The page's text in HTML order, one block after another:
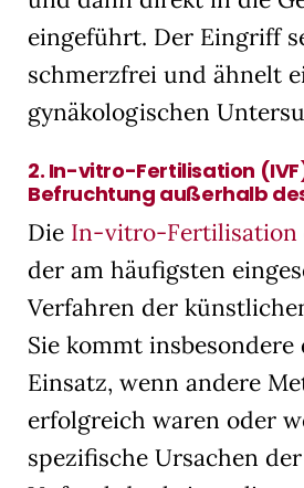
eingeführt. Der Eingriff
schmerzfrei und ähnelt
gynäkologischen
2. In-vitro-Fertilisation
Befruchtung außerhalb
Die In-vitro-Fertilisation
der am häufigsten
Verfahren der
Sie kommt insbesondere
Einsatz, wenn andere
erfolgreich waren oder
spezifische Ursachen der